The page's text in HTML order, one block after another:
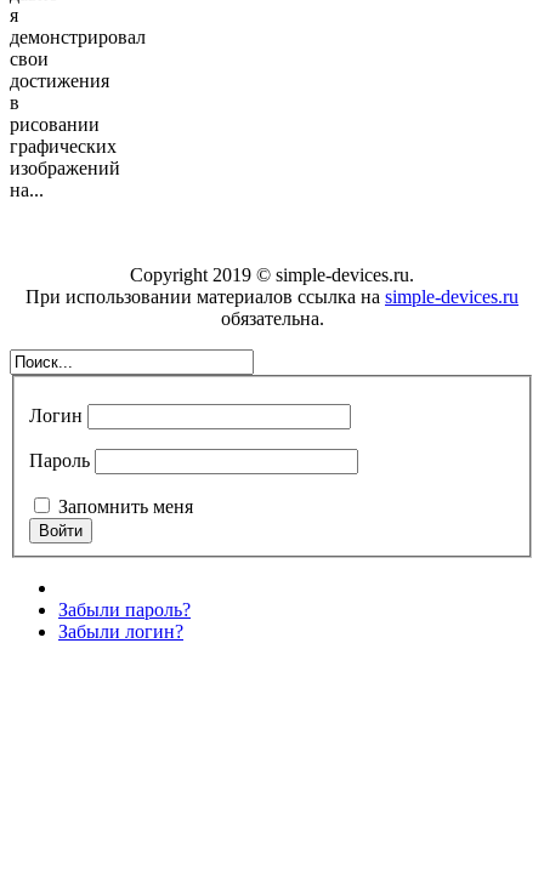
я
демонстрировал
свои
достижения
в
рисовании
графических
изображений
на...
Copyright 2019 © simple-devices.ru.
При использовании материалов ссылка на simple-devices.ru
обязательна.
Логин
Пароль
Запомнить меня
Забыли пароль?
Забыли логин?